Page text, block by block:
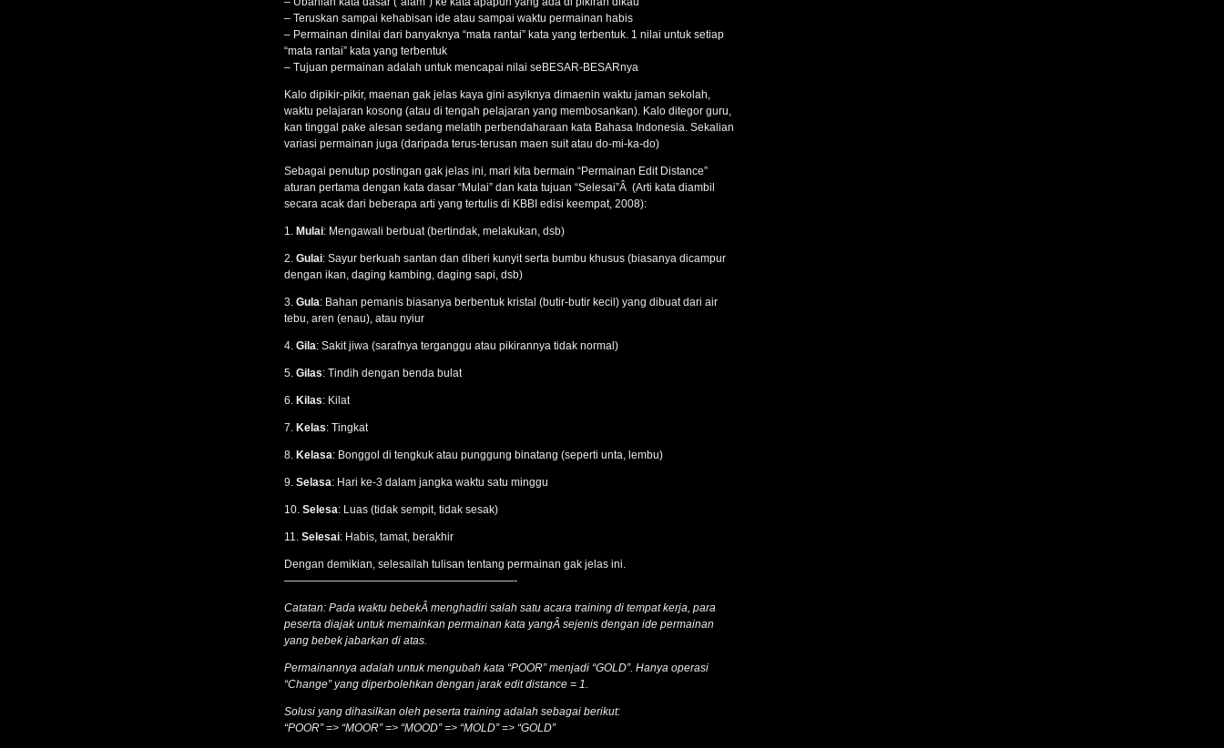
– Teruskan sampai kehabisan ide atau sampai waktu permainan habis
– Permainan dinilai dari banyaknya “mata rantai” kata yang terbentuk. 1 nilai untuk setiap
“mata rantai” kata yang terbentuk
– Tujuan permainan adalah untuk mencapai nilai seBESAR-BESARnya
Kalo dipikir-pikir, maenan gak jelas kaya gini asyiknya dimaenin waktu jaman sekolah,
waktu pelajaran kosong (atau di tengah pelajaran yang membosankan). Kalo ditegor guru,
kan tinggal pake alesan sedang melatih perbendaharaan kata Bahasa Indonesia. Sekalian
variasi permainan juga (daripada terus-terusan maen suit atau do-mi-ka-do)
Sebagai penutup postingan gak jelas ini, mari kita bermain “Permainan Edit Distance”
aturan pertama dengan kata dasar “Mulai” dan kata tujuan “Selesai”Â (Arti kata diambil
secara acak dari beberapa arti yang tertulis di KBBI edisi keempat, 2008):
1. Mulai: Mengawali berbuat (bertindak, melakukan, dsb)
2. Gulai: Sayur berkuah santan dan diberi kunyit serta bumbu khusus (biasanya dicampur
dengan ikan, daging kambing, daging sapi, dsb)
3. Gula: Bahan pemanis biasanya berbentuk kristal (butir-butir kecil) yang dibuat dari air
tebu, aren (enau), atau nyiur
4. Gila: Sakit jiwa (sarafnya terganggu atau pikirannya tidak normal)
5. Gilas: Tindih dengan benda bulat
6. Kilas: Kilat
7. Kelas: Tingkat
8. Kelasa: Bonggol di tengkuk atau punggung binatang (seperti unta, lembu)
9. Selasa: Hari ke-3 dalam jangka waktu satu minggu
10. Selesa: Luas (tidak sempit, tidak sesak)
11. Selesai: Habis, tamat, berakhir
Dengan demikian, selesailah tulisan tentang permainan gak jelas ini.
—————————————————————-
Catatan: Pada waktu bebekÂ menghadiri salah satu acara training di tempat kerja, para
peserta diajak untuk memainkan permainan kata yangÂ sejenis dengan ide permainan
yang bebek jabarkan di atas.
Permainannya adalah untuk mengubah kata “POOR” menjadi “GOLD”. Hanya operasi
“Change” yang diperbolehkan dengan jarak edit distance = 1.
Solusi yang dihasilkan oleh peserta training adalah sebagai berikut:
“POOR” => “MOOR” => “MOOD” => “MOLD” => “GOLD”